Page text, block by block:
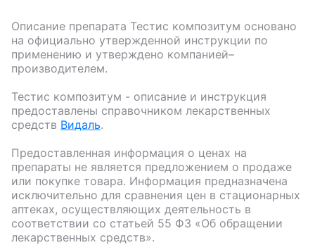
Описание препарата Тестис композитум основано
на официально утвержденной инструкции по
применению и утверждено компанией–
производителем.
Тестис композитум - описание и инструкция
предоставлены справочником лекарственных
средств Видаль.
Предоставленная информация о ценах на
препараты не является предложением о продаже
или покупке товара. Информация предназначена
исключительно для сравнения цен в стационарных
аптеках, осуществляющих деятельность в
соответствии со статьей 55 ФЗ «Об обращении
лекарственных средств».